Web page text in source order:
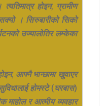
होइन, ग्रामीण
। सिरुबारीको सिको
उज्यालोतिर लम्केका
आफ्नै भान्छामा खुवाएर
होमस्टे (घरबास)
माहोल र आत्मीय व्यवहार